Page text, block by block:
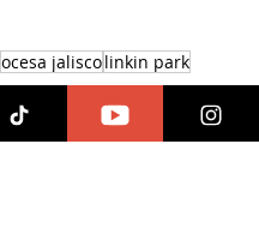
ocesa jaliscolinkin park